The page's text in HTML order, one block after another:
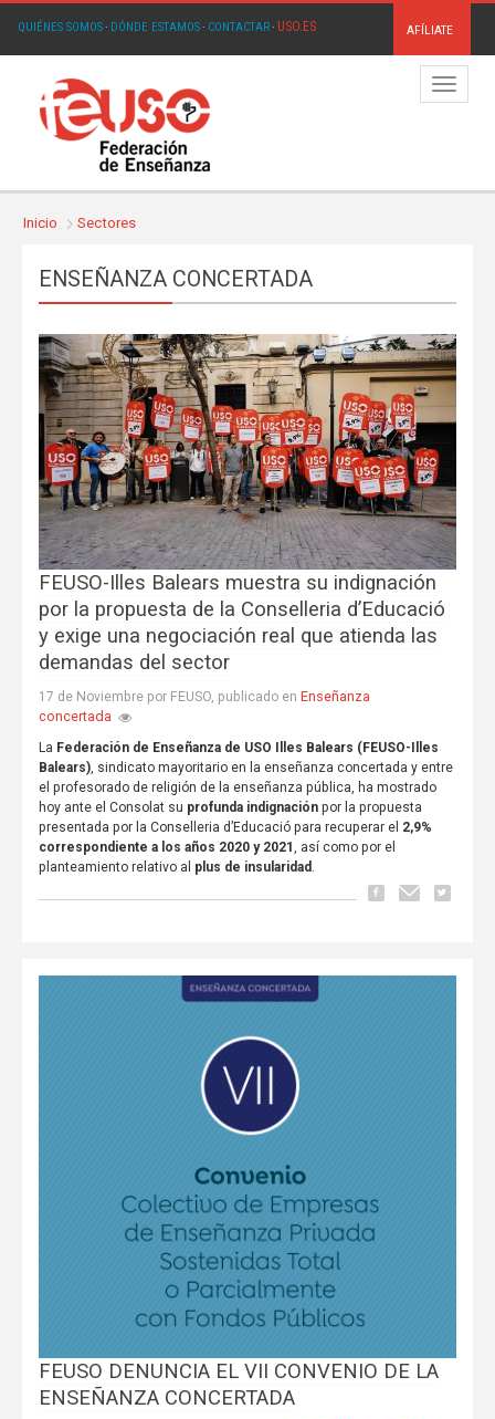
QUIÉNES SOMOS· DÓNDE ESTAMOS· CONTACTAR· USO.ES AFÍLIATE
Menú
Inicio Sectores
ENSEÑANZA CONCERTADA
FEUSO-Illes Balears muestra su indignación
por la propuesta de la Conselleria d’Educació
y exige una negociación real que atienda las
demandas del sector
17 de Noviembre por FEUSO, publicado en Enseñanza
concertada
La Federación de Enseñanza de USO Illes Balears (FEUSO-Illes
Balears), sindicato mayoritario en la enseñanza concertada y entre
el profesorado de religión de la enseñanza pública, ha mostrado
hoy ante el Consolat su profunda indignaciónpor la propuesta
presentada por la Conselleria d’Educació para recuperar el 2,9%
correspondiente a los años 2020 y 2021 , así como por el
planteamiento relativo al plus de insularidad .
FEUSO DENUNCIA EL VII CONVENIO DE LA
ENSEÑANZA CONCERTADA